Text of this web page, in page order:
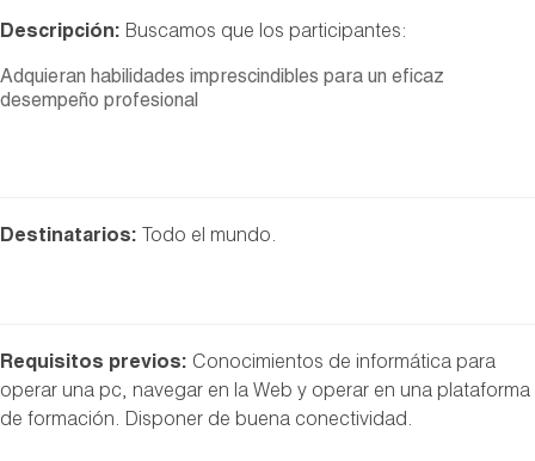
Descripción: Buscamos que los participantes:
Adquieran habilidades imprescindibles para un eficaz
desempeño profesional
Destinatarios: Todo el mundo.
Requisitos previos: Conocimientos de informática para
operar una pc, navegar en la Web y operar en una plataforma
de formación. Disponer de buena conectividad.